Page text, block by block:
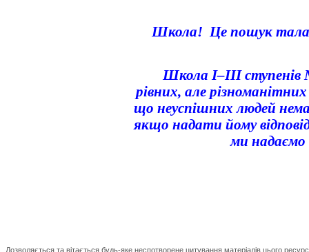
Школа! Це пошук
Школа І–ІІІ
рівних, але
що неуспішних людей
якщо надати йому
ми
Дозволяється та вітається будь-яке неспотворене цитування матеріалів цього